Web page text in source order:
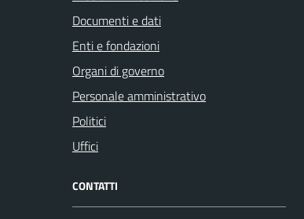
Documenti e dati
Enti e fondazioni
Organi di governo
Personale amministrativo
Politici
Uffici
CONTATTI